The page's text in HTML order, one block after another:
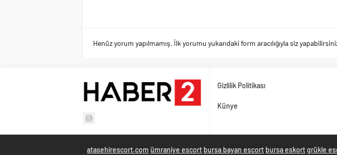
Henüz yorum yapılmamış. İlk yorumu yukarıdaki form aracılığıyla siz
Gizlilik Politikası
Künye
atasehirescort.com ümraniye escort bursa bayan escort bursa eskortgrükle